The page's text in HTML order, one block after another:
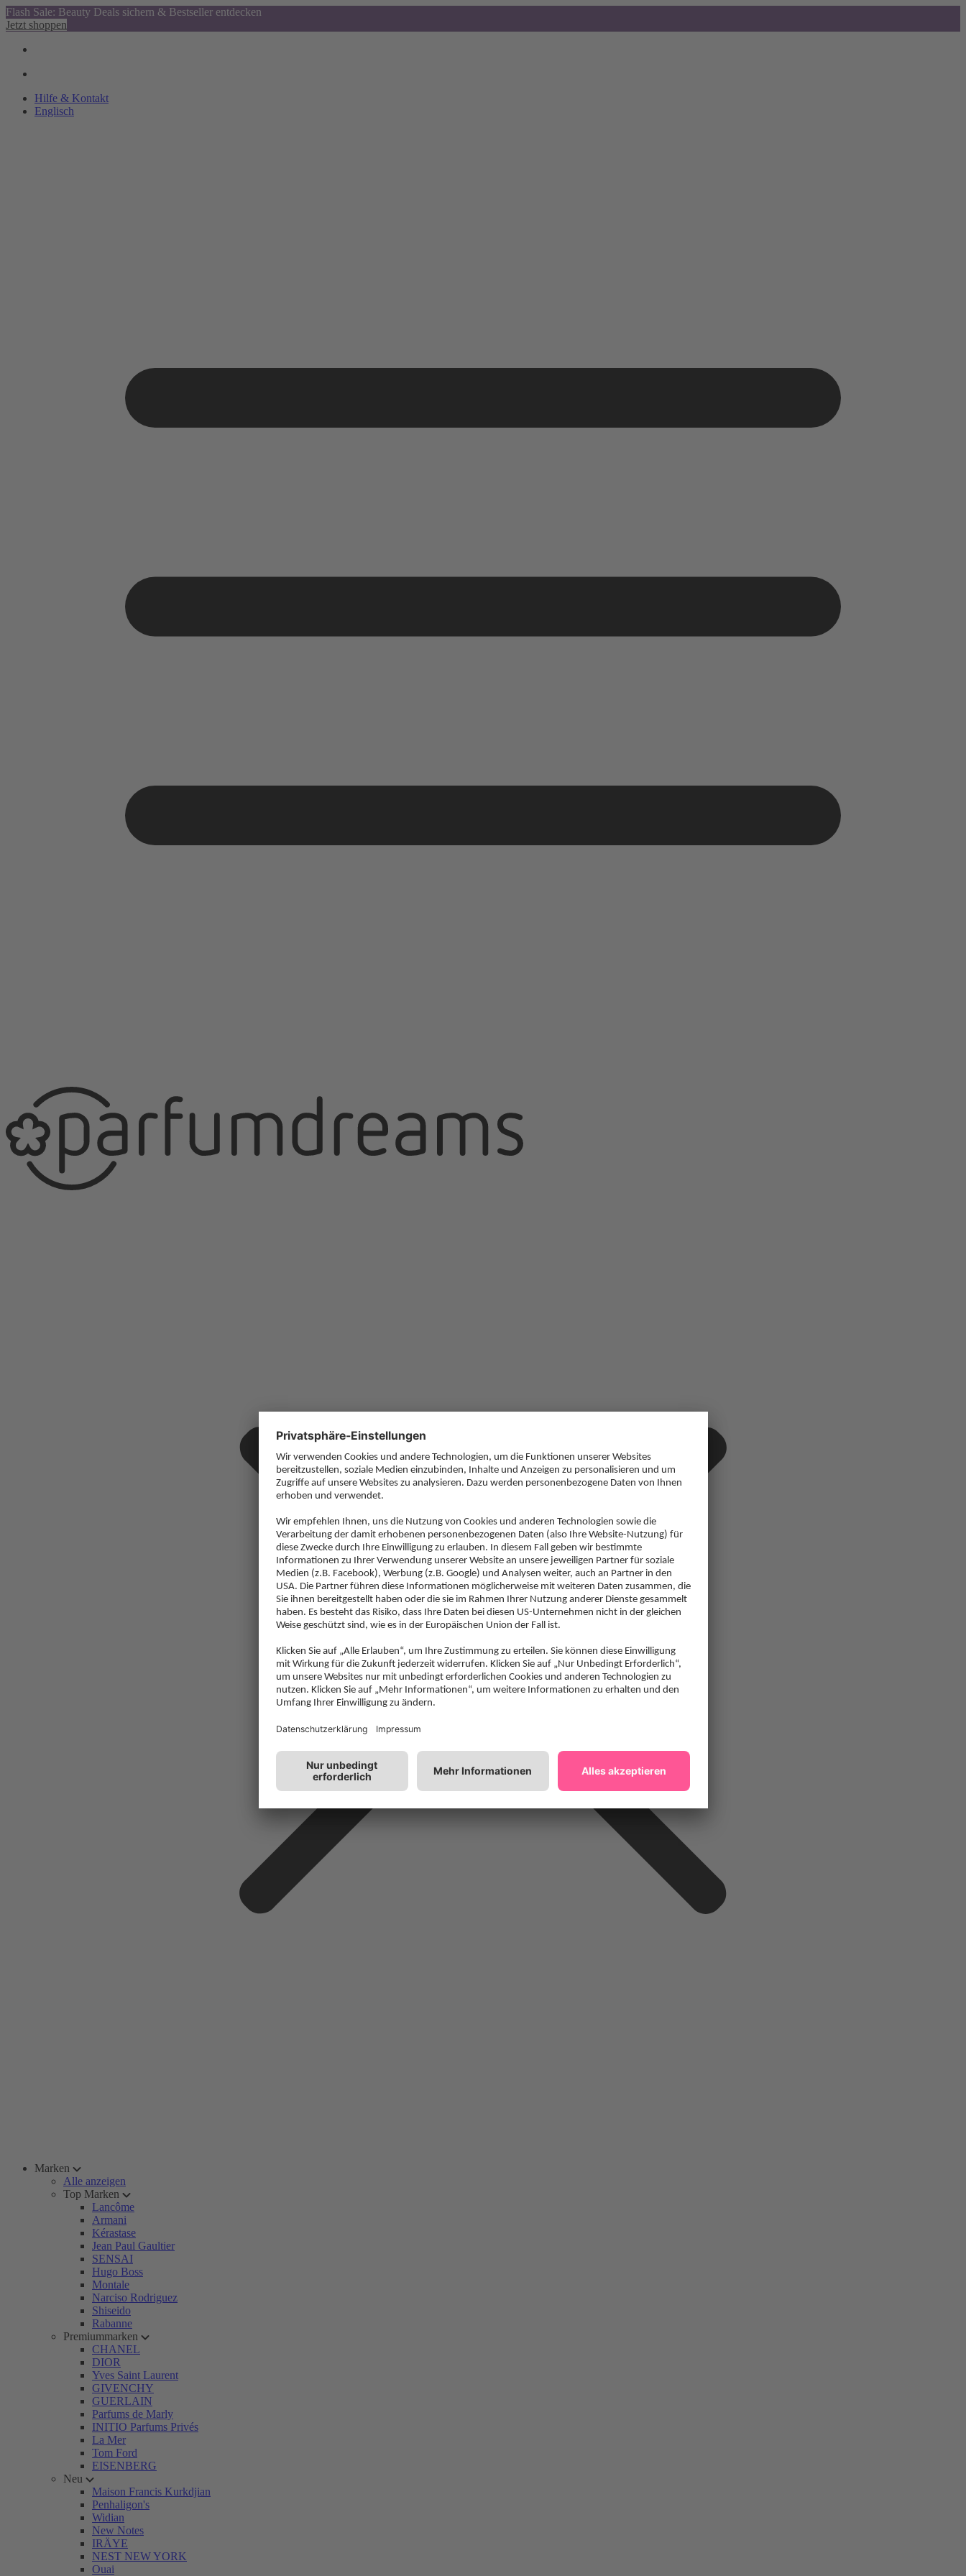
Flash Sale: Beauty Deals sichern & Bestseller entdecken
Jetzt shoppen
Hilfe & Kontakt
Englisch
Marken
Alle anzeigen
Top Marken
Lancôme
Armani
Kérastase
Jean Paul Gaultier
SENSAI
Hugo Boss
Montale
Narciso Rodriguez
Shiseido
Rabanne
Premiummarken
CHANEL
DIOR
Yves Saint Laurent
GIVENCHY
GUERLAIN
Parfums de Marly
INITIO Parfums Privés
La Mer
Tom Ford
EISENBERG
Neu
Maison Francis Kurkdjian
Penhaligon's
Widian
New Notes
IRÄYE
NEST NEW YORK
Ouai